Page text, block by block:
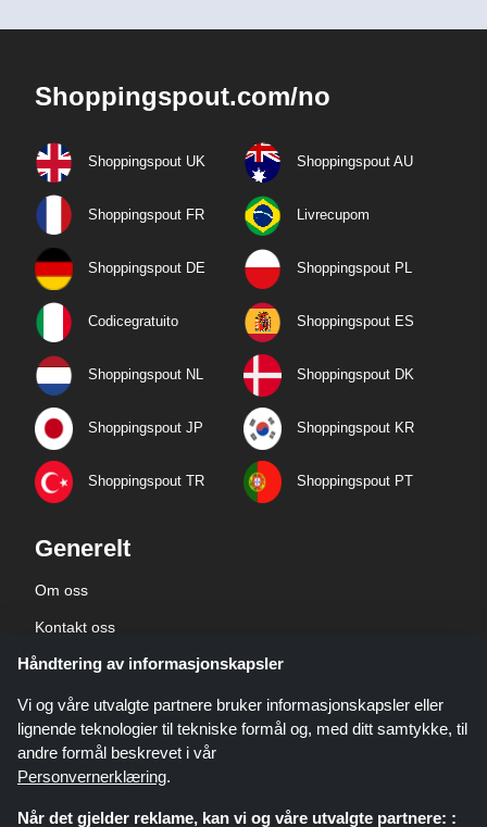
Shoppingspout.com/no
Shoppingspout UK Shoppingspout AU
Shoppingspout FR Livrecupom
Shoppingspout DE Shoppingspout PL
Codicegratuito Shoppingspout ES
Shoppingspout NL Shoppingspout DK
Shoppingspout JP Shoppingspout KR
Shoppingspout TR Shoppingspout PT
Generelt
Om oss
Kontakt oss
Bedriftsinformasjon
personvernerklæring
Håndtering av informasjonskapsler
Vi og våre utvalgte partnere bruker informasjonskapsler eller
lignende teknologier til tekniske formål og, med ditt samtykke, til
andre formål beskrevet i vår
Personvernerklæring.
Når det gjelder reklame, kan vi og våre utvalgte partnere: :